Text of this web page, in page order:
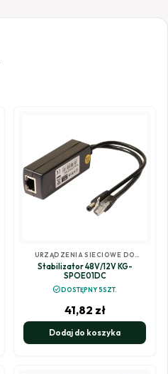
URZĄDZENIA SIECIOWE DO
MONITORINGU
Stabilizator 48V/12V KG-
SPOE01DC
check_circleDOSTĘPNY 5SZT.
41,82 zł
Dodaj do koszyka